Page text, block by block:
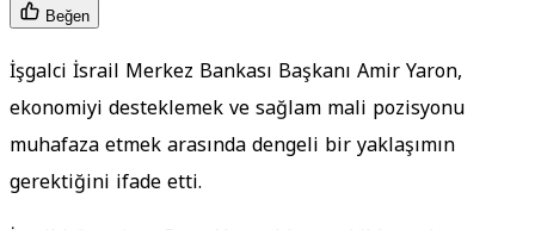
Beğen
İşgalci İsrail Merkez Bankası Başkanı Amir Yaron,
ekonomiyi desteklemek ve sağlam mali pozisyonu
muhafaza etmek arasında dengeli bir yaklaşımın
gerektiğini ifade etti.